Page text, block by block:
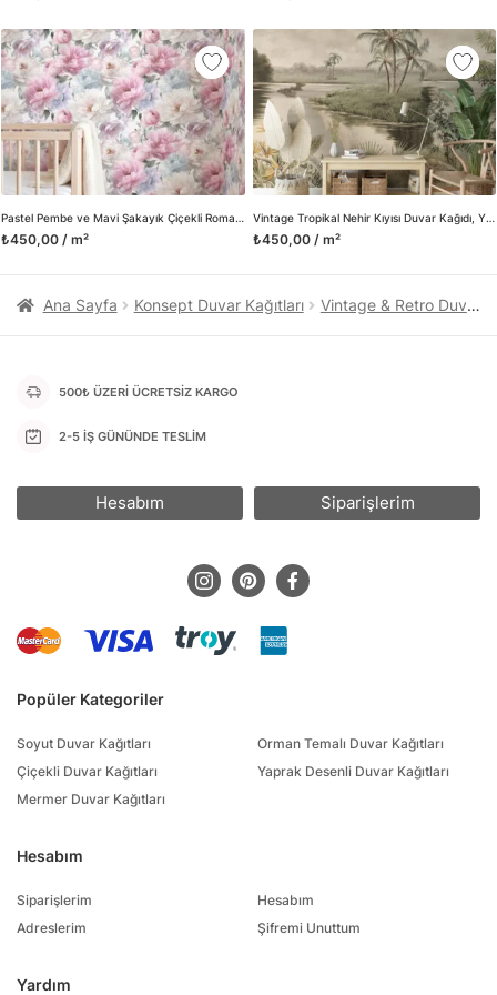
Pastel Pembe ve Mavi Şakayık Çiçekli Romantik Duvar Kağıdı, Suluboya Tarzı Vintage Botanik Duvar Posteri
₺450,00 / m²
Vintage Tropikal Nehir Kıyısı Duvar Kağıdı, Yumuşak Tropikal Nehir İllüstrasyonu Duvar Posteri
₺450,00 / m²
üretimini ve satışını yapmaktadır. Duvar tasarımının önemini
biliyor ve evin en kritik dekorasyon alanı olduğunu kabul
ediyoruz. Bu nedenle ürün yelpazemizi sürekli genişletiyor ve
trendlere ayak uydurmanın yanı sıra yeni trendlerin oluşumunda
da öncü rol üstleniyoruz.
Herhangi bir soru ya da sorununuz olursa bizimle iletişime
geçebilirsiniz.
Ana Sayfa Konsept Duvar Kağıtları Vintage & Retro Duvar Kağıtları
Popüler Kategoriler
Soyut Duvar Kağıtları
Çiçekli Duvar Kağıtları
Mermer Duvar Kağıtları
Orman Temalı Duvar Kağıtları
Yaprak Desenli Duvar Kağıtları
Hesabım
Siparişlerim
Adreslerim
Hesabım
Şifremi Unuttum
Yardım
500₺ ÜZERİ ÜCRETSİZ KARGO
2-5 İŞ GÜNÜNDE TESLİM
Hesabım Siparişlerim